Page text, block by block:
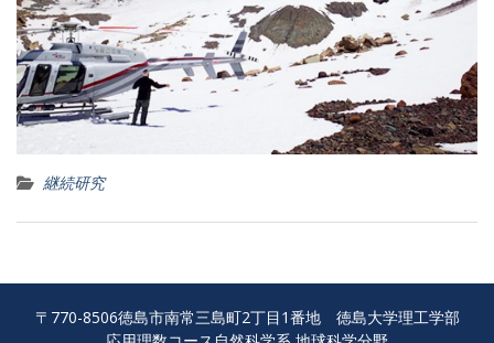
継続研究
〒770-8506徳島市南常三島町2丁目1番地 徳島大学理工学部